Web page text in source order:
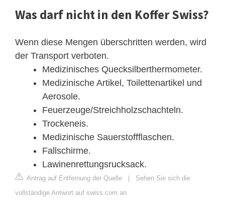
Was darf nicht in den Koffer Swiss?
Wenn diese Mengen überschritten werden, wird
der Transport verboten.
Medizinisches Quecksilberthermometer.
Medizinische Artikel, Toilettenartikel und
Aerosole.
Feuerzeuge/Streichholzschachteln.
Trockeneis.
Medizinische Sauerstoffflaschen.
Fallschirme.
Lawinenrettungsrucksack.
Antrag auf Entfernung der Quelle | Sehen Sie sich die
vollständige Antwort auf swiss.com an